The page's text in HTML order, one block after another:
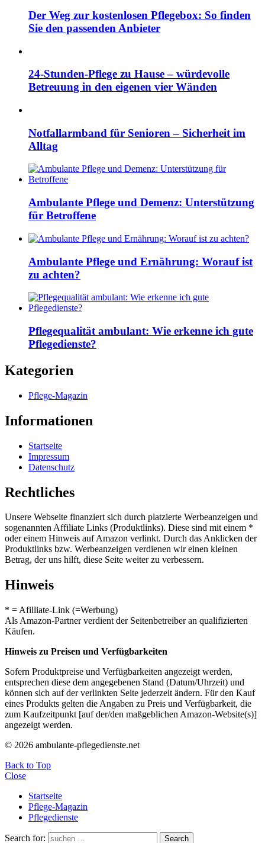
Der Weg zur kostenlosen Pflegebox: So finden
Sie den passenden Anbieter
24-Stunden-Pflege zu Hause – würdevolle
Betreuung in den eigenen vier Wänden
Notfallarmband für Senioren – Sicherheit im
Alltag
Ambulante Pflege und Demenz: Unterstützung
für Betroffene
Ambulante Pflege und Ernährung: Worauf ist
zu achten?
Pflegequalität ambulant: Wie erkenne ich gute
Pflegedienste?
Kategorien
Pflege-Magazin
Informationen
Startseite
Impressum
Datenschutz
Rechtliches
Unsere Webseite finanziert sich durch platzierte Werbeanzeigen und
sogenannten Affiliate Links (Produktlinks). Diese sind mit einem *
oder einem Hinweis auf Amazon verlinkt. Durch das Anklicken der
Produktlinks bzw. Werbeanzeigen verdienen wir einen kleinen
Betrag, der uns hilft, diese Seite weiter zu verbessern.
Hinweis
* = Afilliate-Link (=Werbung)
Als Amazon-Partner verdient der Seitenbetreiber an qualifizierten
Käufen.
Hinweis zu Preisen und Verfügbarkeiten
Sofern Produktpreise und Verfügbarkeiten angezeigt werden,
entsprechen diese dem angegebenen Stand (Datum/Uhrzeit) und
können sich auf der verlinkten Seite jederzeit ändern. Für den Kauf
eines Produkts gelten die Angaben zu Preis und Verfügbarkeit, die
zum Kaufzeitpunkt [auf der/den maßgeblichen Amazon-Website(s)]
angezeigt werden.
© 2026 ambulante-pflegedienste.net
Back to Top
Close
Startseite
Pflege-Magazin
Pflegedienste
Search for: Search